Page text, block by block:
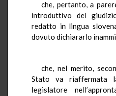
che, pertanto, a
introduttivo del
redatto in lingua
dovuto dichiararlo
che, nel merito,
Stato va riaffermata
legislatore